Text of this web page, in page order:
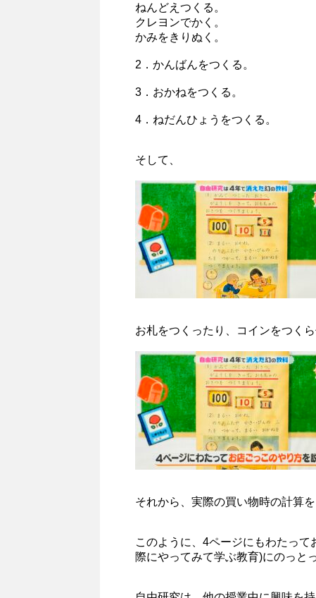
ねんどえつくる。
クレヨンでかく。
かみをきりぬく。
2．かんばんをつくる。
3．おかねをつくる。
4．ねだんひょうをつくる。
そして、
お札をつくったり、コインをつくら
それから、実際の買い物時の計算を
このように、4ページにもわたっ
際にやってみて学ぶ教育)にのっと